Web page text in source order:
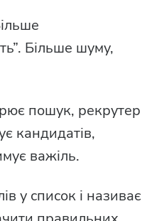
Більше шуму,
пошук, рекрутер
кандидатів,
важіль.
у список і називає